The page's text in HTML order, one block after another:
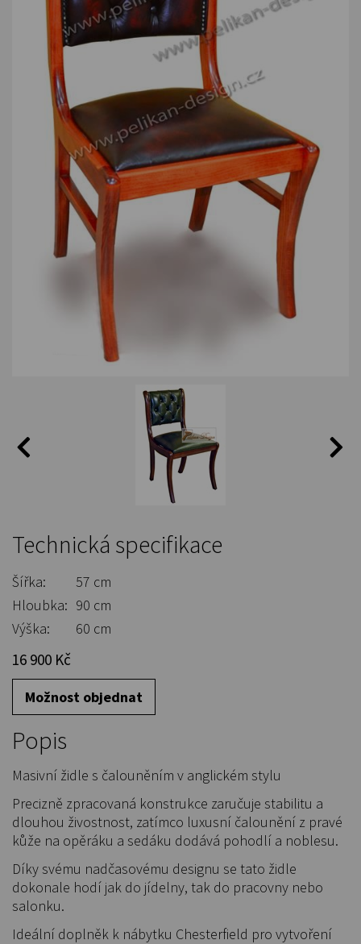
Technická specifikace
Šířka:
57 cm
Hloubka: 90 cm
Výška:
60 cm
16 900 Kč
Možnost objednat
Popis
Masivní židle s čalouněním v anglickém stylu
Precizně zpracovaná konstrukce zaručuje stabilitu a
dlouhou živostnost, zatímco luxusní čalounění z pravé
kůže na opěráku a sedáku dodává pohodlí a noblesu.
Díky svému nadčasovému designu se tato židle
dokonale hodí jak do jídelny, tak do pracovny nebo
salonku.
Ideální doplněk k nábytku Chesterfield pro vytvoření